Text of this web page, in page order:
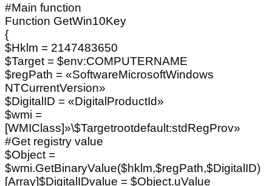
#Main function
Function GetWin10Key
{
$Hklm = 2147483650
$Target = $env:COMPUTERNAME
$regPath = «SoftwareMicrosoftWindows
NTCurrentVersion»
$DigitalID = «DigitalProductId»
$wmi =
[WMIClass]»\$Targetrootdefault:stdRegProv»
#Get registry value
$Object =
$wmi.GetBinaryValue($hklm,$regPath,$DigitalID)
[Array]$DigitalIDvalue = $Object.uValue